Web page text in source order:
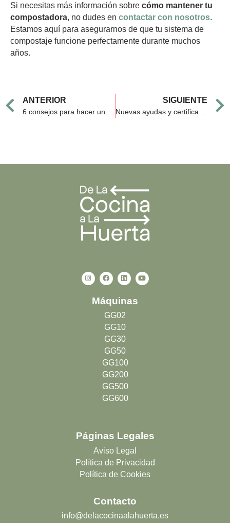
Si necesitas más información sobre cómo mantener tu
compostadora, no dudes en contactar con nosotros.
Estamos aquí para asegurarnos de que tu sistema de
compostaje funcione perfectamente durante muchos
años.
Prev
ANTERIOR SIGUIENTE
I
n
F
a
b
o
L
i
e
i
Y
o
Máquinas
GG02
GG10
GG30
GG50
GG100
GG200
GG500
GG600
Páginas Legales
Aviso Legal
Política de Privacidad
Política de Cookies
Contacto
info@delacocinaalahuerta.es